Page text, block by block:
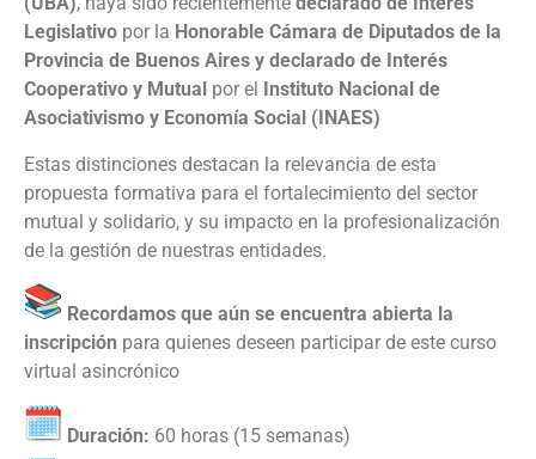
Legislativo por la Honorable Cámara de Diputados de la
Provincia de Buenos Aires y declarado de Interés
Cooperativo y Mutual por el
Instituto Nacional de
Asociativismo y Economía Social (INAES)
Estas distinciones destacan la relevancia de esta
propuesta formativa para el fortalecimiento del sector
mutual y solidario, y su impacto en la profesionalización
de la gestión de nuestras entidades.
Recordamos que aún se encuentra abierta la
inscripción para quienes deseen participar de este curso
virtual asincrónico
Duración: 60 horas (15 semanas)